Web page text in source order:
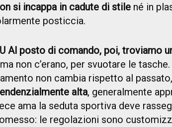
si incappa in cadute di stile né in
posticcia.
Al posto di comando, poi, troviamo
non c’erano, per svuotare le
non cambia rispetto al passato,
alta, generalmente
ama la seduta sportiva deve
le regolazioni sono